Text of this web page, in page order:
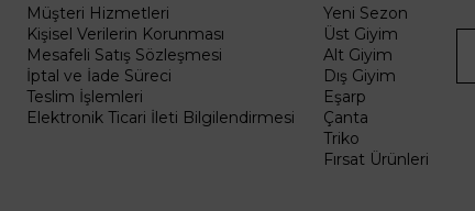
Müşteri Hizmetleri
Kişisel Verilerin Korunması
Mesafeli Satış Sözleşmesi
İptal ve İade Süreci
Teslim İşlemleri
Elektronik Ticari İleti Bilgilendirmesi
Yeni Sezon
Üst Giyim
Alt Giyim
Dış Giyim
Eşarp
Çanta
Triko
Fırsat Ürünleri